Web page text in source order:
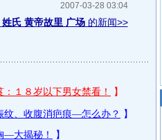
2007-03-28 03:04
姓氏 黄帝故里 广场的新闻>>